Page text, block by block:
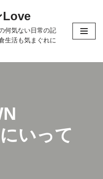
Love
何気ない日常の記
生活も気まぐれに
いって